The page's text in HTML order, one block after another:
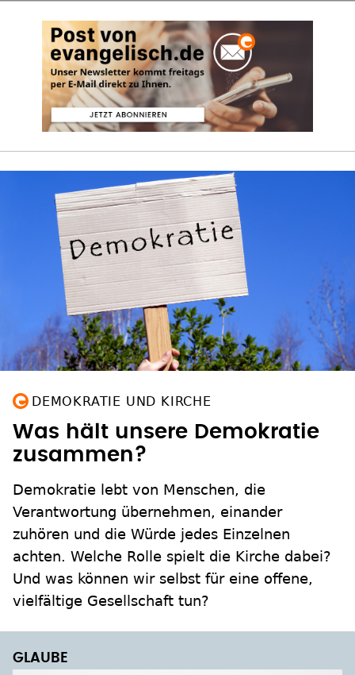
DEMOKRATIE UND KIRCHE
Was hält unsere Demokratie
zusammen?
Demokratie lebt von Menschen, die
Verantwortung übernehmen, einander
zuhören und die Würde jedes Einzelnen
achten. Welche Rolle spielt die Kirche dabei?
Und was können wir selbst für eine offene,
vielfältige Gesellschaft tun?
GLAUBE